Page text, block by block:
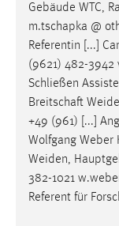
Gebäude WTC,
m.tschapka @
Referentin [...]
(9621) 482-3942
Schließen
Breitschaft
+49 (961) [...]
Wolfgang Weber
Weiden,
382-1021
Referent für